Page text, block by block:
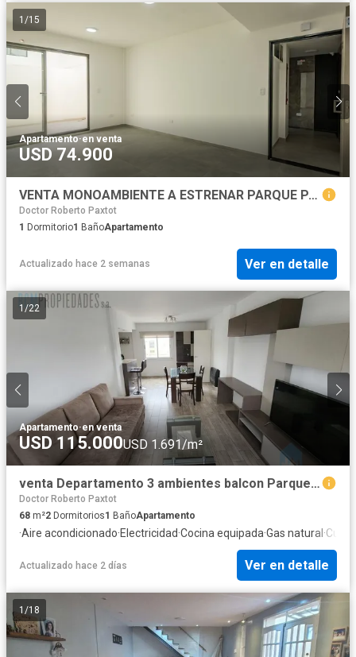
1 /15
Apartamento·en venta
USD 74.900
VENTA MONOAMBIENTE A ESTRENAR PARQUE PATRICIOS
Doctor Roberto Paxtot
1 Dormitorio1 BañoApartamento
Actualizado hace 2 semanas Ver en detalle
1 /22
Apartamento·en venta
USD 115.000USD 1.691/m²
venta Departamento 3 ambientes balcon Parque Patricios
Doctor Roberto Paxtot
68 m²2 Dormitorios1 BañoApartamento
·Aire acondicionado·Electricidad·Cocina equipada·Gas natural ·
Actualizado hace 2 días Ver en detalle
1 /18